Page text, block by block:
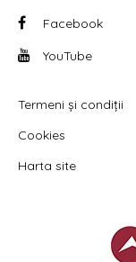
Facebook
YouTube
Termeni și condiții
Cookies
Harta site